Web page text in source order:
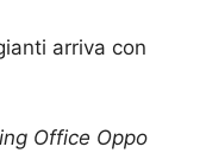
arriva con
Office Oppo